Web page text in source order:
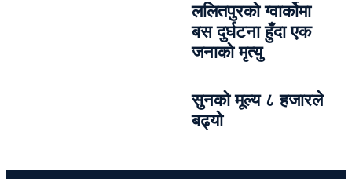
ललितपुरको ग्वार्कोमा
बस दुर्घटना हुँदा एक
जनाको मृत्यु
सुनको मूल्य ८ हजारले
बढ्यो